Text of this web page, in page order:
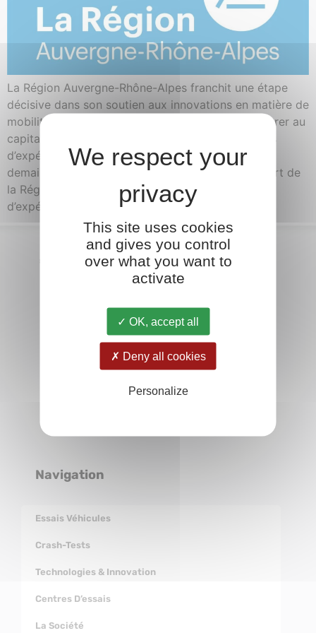
La Région Auvergne-Rhône-Alpes franchit une étape
décisive dans son soutien aux innovations en matière de
mobilité urbaine et connectée en décidant de rentrer au
capital de Transpolis, leader européen des centres
d’expérimentation et d’essais pour la mobilité de
demain. Cette décision marque un engagement fort de
la Région dans les projets de recherche,
d’expérimentation et […]
Navigation
Essais Véhicules
Crash-Tests
Technologies & Innovation
Centres D’essais
La Société
This site uses cookies
and gives you control
over what you want to
activate
OK, accept all
Deny all cookies
Personalize